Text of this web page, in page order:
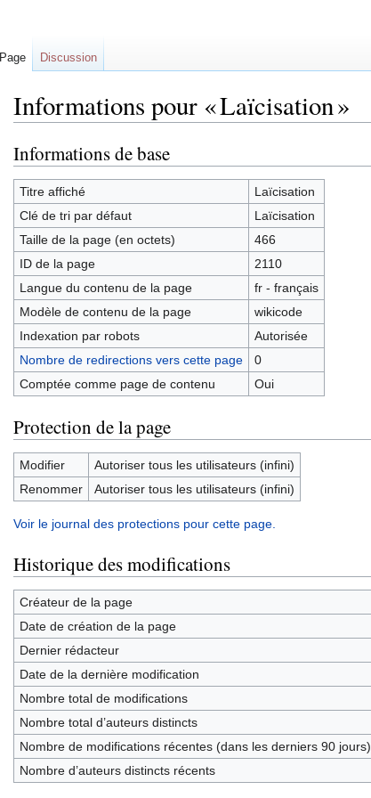
Informations pour « Laïcisation »
Aller
à
la
navigation
Aller
à
la
recherche
Informations de base
Titre affiché
Laïcisation
Clé de tri par défaut
Laïcisation
Taille de la page (en octets)
466
ID de la page
2110
Langue du contenu de la page
fr - français
Modèle de contenu de la page
wikicode
Indexation par robots
Autorisée
Nombre de redirections vers cette page
0
Comptée comme page de contenu
Oui
Protection de la page
Modifier
Autoriser tous les utilisateurs (infini)
Renommer
Autoriser tous les utilisateurs (infini)
Voir le journal des protections pour cette page.
Historique des modifications
Créateur de la page
Date de création de la page
Dernier rédacteur
Date de la dernière modification
Nombre total de modifications
Nombre total d’auteurs distincts
Nombre de modifications récentes (dans les derniers 90 jours)
Nombre d’auteurs distincts récents
Page Discussion